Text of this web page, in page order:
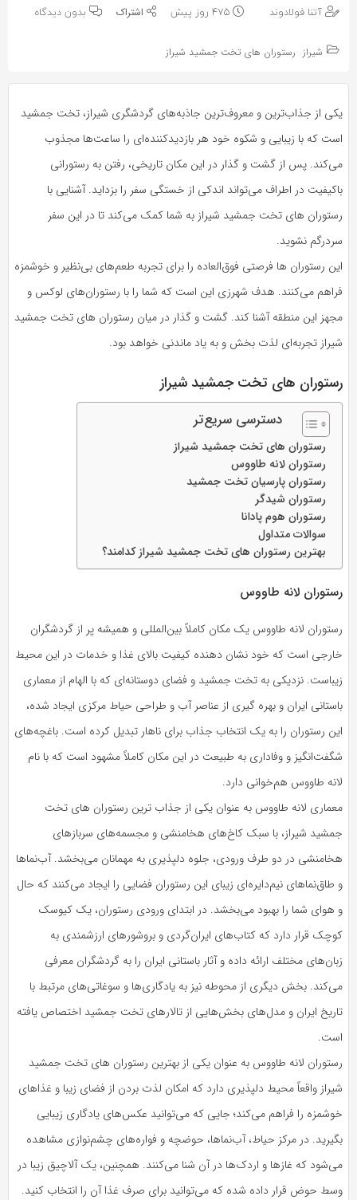
به
بگذارید.
کپی
لینک
آتنا فولادوند به
بگذارید.
کپی
بدون دیدگاه
شیراز رستوران های تخت جمشید شیراز
یکی از جذاب‌ترین و معروف‌ترین جاذبه‌های گردشگری شیراز، تخت جمشید
است که با زیبایی و شکوه خود هر بازدیدکننده‌ای را ساعت‌ها مجذوب
می‌کند. پس از گشت و گذار در این مکان تاریخی، رفتن به رستورانی
باکیفیت در اطراف می‌تواند اندکی از خستگی سفر را بزداید. آشنایی با
رستوران های تخت جمشید شیراز به شما کمک می‌کند تا در این سفر
سردرگم نشوید.
این رستوران ها فرصتی فوق‌العاده را برای تجربه طعم‌های بی‌نظیر و خوشمزه
فراهم می‌کنند. هدف شهرزی این است که شما را با رستوران‌های لوکس و
مجهز این منطقه آشنا کند. گشت و گذار در میان رستوران های تخت جمشید
شیراز تجربه‌ای لذت بخش و به یاد ماندنی خواهد بود.
رستوران های تخت جمشید شیراز
دسترسی سریع‌تر
رستوران های تخت جمشید شیراز
رستوران لانه طاووس
رستوران پارسیان تخت جمشید
رستوران شیدگر
رستوران هوم پادانا
سوالات متداول
بهترین رستوران های تخت جمشید شیراز کدامند؟
رستوران لانه طاووس
رستوران لانه طاووس یک مکان کاملاً بین‌المللی و همیشه پر از گردشگران
خارجی است که خود نشان دهنده کیفیت بالای غذا و خدمات در این محیط
زیباست. نزدیکی به تخت جمشید و فضای دوستانه‌ای که با الهام از معماری
باستانی ایران و بهره گیری از عناصر آب و طراحی حیاط مرکزی ایجاد شده،
این رستوران را به یک انتخاب جذاب برای ناهار تبدیل کرده است. باغچه‌های
شگفت‌انگیز و وفاداری به طبیعت در این مکان کاملاً مشهود است که با نام
لانه طاووس هم‌خوانی دارد.
معماری لانه طاووس به عنوان یکی از جذاب ترین رستوران های تخت
جمشید شیراز، با سبک کاخ‌های هخامنشی و مجسمه‌های سربازهای
هخامنشی در دو طرف ورودی، جلوه دلپذیری به مهمانان می‌بخشد. آب‌نماها
و طاق‌نماهای نیم‌دایره‌ای زیبای این رستوران فضایی را ایجاد می‌کنند که حال
و هوای شما را بهبود می‌بخشد. در ابتدای ورودی رستوران، یک کیوسک
کوچک قرار دارد که کتاب‌های ایران‌گردی و بروشورهای ارزشمندی به
زبان‌های مختلف ارائه داده و آثار باستانی ایران را به گردشگران معرفی
می‌کند. بخش دیگری از محوطه نیز به یادگاری‌ها و سوغاتی‌های مرتبط با
تاریخ ایران و مدل‌های بخش‌هایی از تالارهای تخت جمشید اختصاص یافته
است.
رستوران لانه طاووس به عنوان یکی از بهترین رستوران های تخت جمشید
شیراز واقعاً محیط دلپذیری دارد که امکان لذت بردن از فضای زیبا و غذاهای
خوشمزه را فراهم می‌کند؛ جایی که می‌توانید عکس‌های یادگاری زیبایی
بگیرید. در مرکز حیاط، آب‌نماها، حوضچه و فواره‌های چشم‌نوازی مشاهده
می‌شود که غازها و اردک‌ها در آن شنا می‌کنند. همچنین، یک آلاچیق زیبا در
وسط حوض قرار داده شده که می‌توانید برای صرف غذا آن را انتخاب کنید.